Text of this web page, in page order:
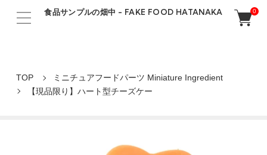
食品サンプルの畑中 - FAKE FOOD HATANAKA 0
TOP
ミニチュアフードパーツ Miniature Ingredient
【現品限り】ハート型チーズケー